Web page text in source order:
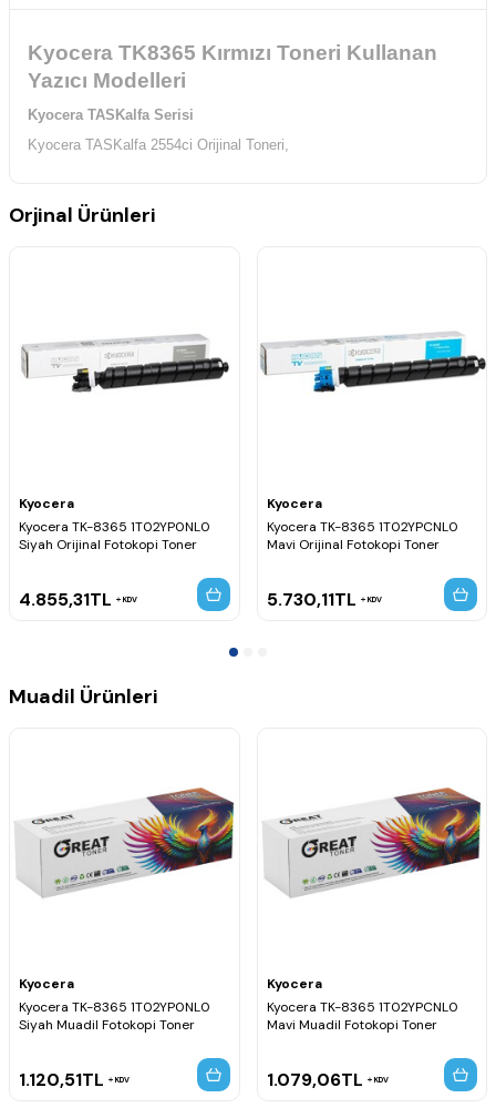
Kyocera TK8365 Kırmızı Toneri Kullanan
Yazıcı Modelleri
Kyocera TASKalfa Serisi
Kyocera TASKalfa 2554ci Orijinal Toneri,
Orjinal Ürünleri
Kyocera
Kyocera TK-8365 1T02YP0NL0
Siyah Orijinal Fotokopi Toner
4.855,31TL KDV
Kyocera
Kyocera TK-8365 1T02YPCNL0
Mavi Orijinal Fotokopi Toner
5.730,11TL KDV
Muadil Ürünleri
Kyocera
Kyocera TK-8365 1T02YP0NL0
Siyah Muadil Fotokopi Toner
1.120,51TL KDV
Kyocera
Kyocera TK-8365 1T02YPCNL0
Mavi Muadil Fotokopi Toner
1.079,06TL KDV